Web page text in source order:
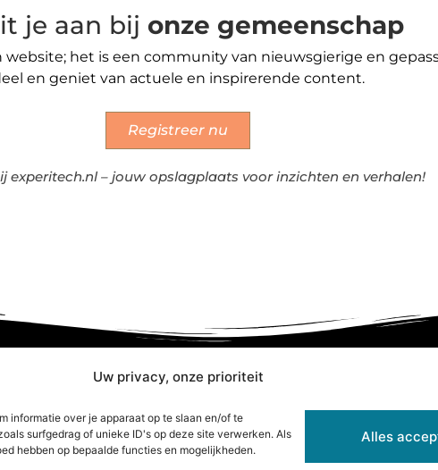
Uw privacy, onze prioriteit
informatie over je apparaat op te slaan en/of te
surfgedrag of unieke ID's op deze site verwerken. Als
hebben op bepaalde functies en mogelijkheden.
Alles
je aan bij onze gemeenschap
het is een community van nieuwsgierige en
en geniet van actuele en inspirerende content.
Registreer nu
experitech.nl – jouw opslagplaats voor inzichten en verhalen!